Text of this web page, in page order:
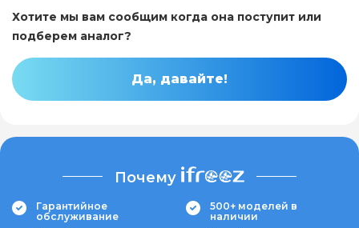
Хотите мы вам сообщим когда она поступит или
подберем аналог?
Да, давайте!
Почему
Гарантийное
обслуживание
500+ моделей в
наличии